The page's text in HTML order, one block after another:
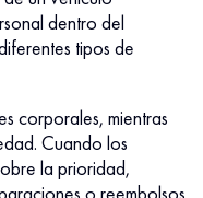
dentro del
tipos de
corporales, mientras
Cuando los
la prioridad,